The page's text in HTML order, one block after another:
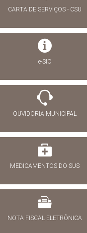
CARTA DE SERVIÇOS - CSU
e-SIC
OUVIDORIA MUNICIPAL
MEDICAMENTOS DO SUS
NOTA FISCAL ELETRÔNICA